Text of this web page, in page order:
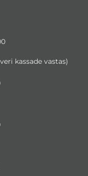
kassade vastas)